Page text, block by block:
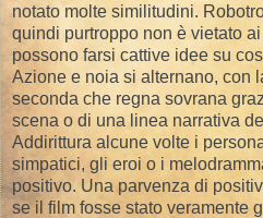
notato molte similitudini.
quindi purtroppo non è vietato
possono farsi cattive idee su
Azione e noia si alternano, con
seconda che regna sovrana
scena o di una linea narrativa
Addirittura alcune volte i
simpatici, gli eroi o i
positivo. Una parvenza di
se il film fosse stato veramente